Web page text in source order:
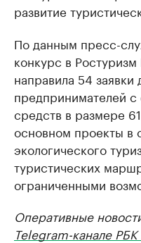
развитие
По данным пресс-
конкурс в Ростуризм
направила 54 заявки
предпринимателей
средств в размере
основном проекты в
экологического
туристических
ограниченными
Оперативные
Telegram-канале РБК